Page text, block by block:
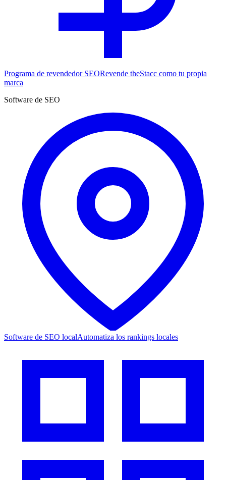
Programa de revendedor SEORevende theStacc como tu propia
marca
Software de SEO
Software de SEO localAutomatiza los rankings locales